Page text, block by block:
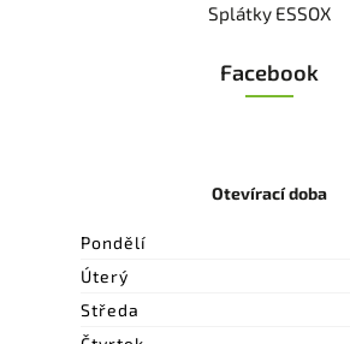
Splátky ESSOX
Facebook
Otevírací doba
Pondělí
Úterý
Středa